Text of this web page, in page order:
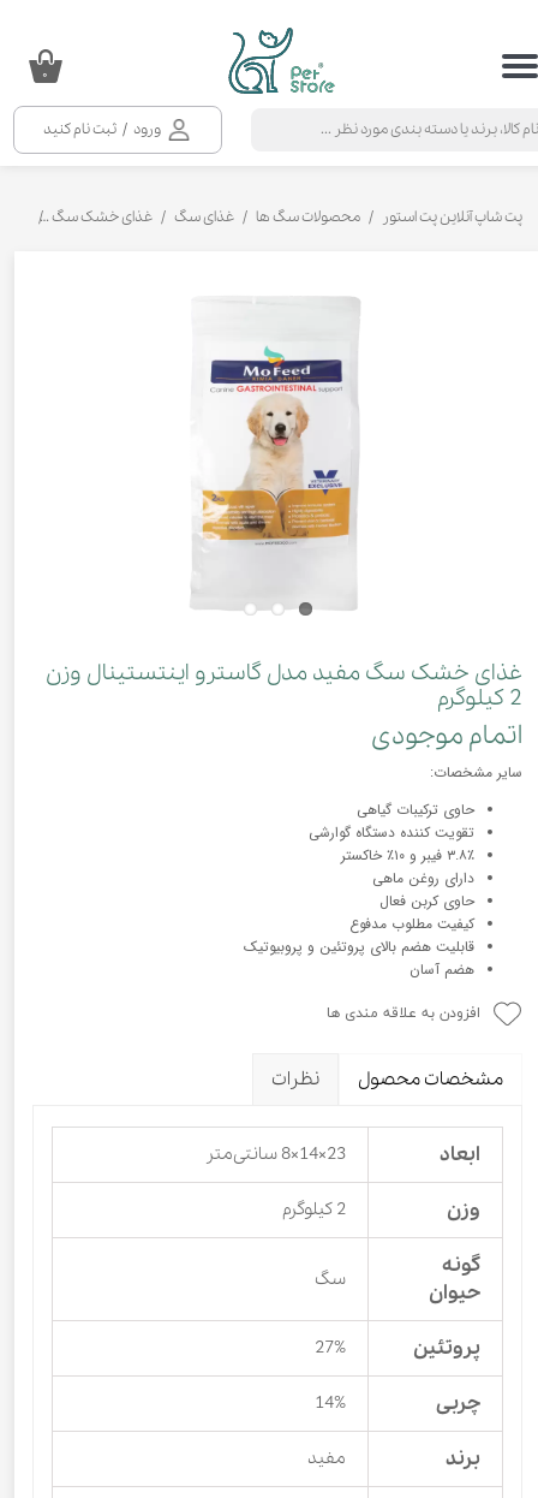
ورود / ثبت نام کنید
حساب کاربری من
خروج از حساب کاربری
۰
پت شاپ آنلاین پت استور محصولات سگ ها غذای سگ غذای خشک سگ
غذای خشک سگ مفید مدل گاسترو اینتستینال وزن
2 کیلوگرم
اتمام موجودی
سایر مشخصات:
حاوی ترکیبات گیاهی
تقویت کننده دستگاه گوارشی
۳.۸٪ فیبر و ۱۰٪ خاکستر
دارای روغن ماهی
حاوی کربن فعال
کیفیت مطلوب مدفوع
قابلیت هضم بالای پروتئین و پروبیوتیک
هضم آسان
افزودن به علاقه مندی ها
مشخصات محصول نظرات
ابعاد 23×14×8 سانتی‌متر
وزن 2 کیلوگرم
گونه
حیوان
سگ
پروتئین 27%
چربی 14%
برند مفید